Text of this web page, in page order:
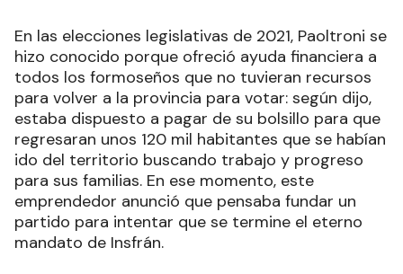
En las elecciones legislativas de 2021, Paoltroni se
hizo conocido porque ofreció ayuda financiera a
todos los formoseños que no tuvieran recursos
para volver a la provincia para votar: según dijo,
estaba dispuesto a pagar de su bolsillo para que
regresaran unos 120 mil habitantes que se habían
ido del territorio buscando trabajo y progreso
para sus familias. En ese momento, este
emprendedor anunció que pensaba fundar un
partido para intentar que se termine el eterno
mandato de Insfrán.